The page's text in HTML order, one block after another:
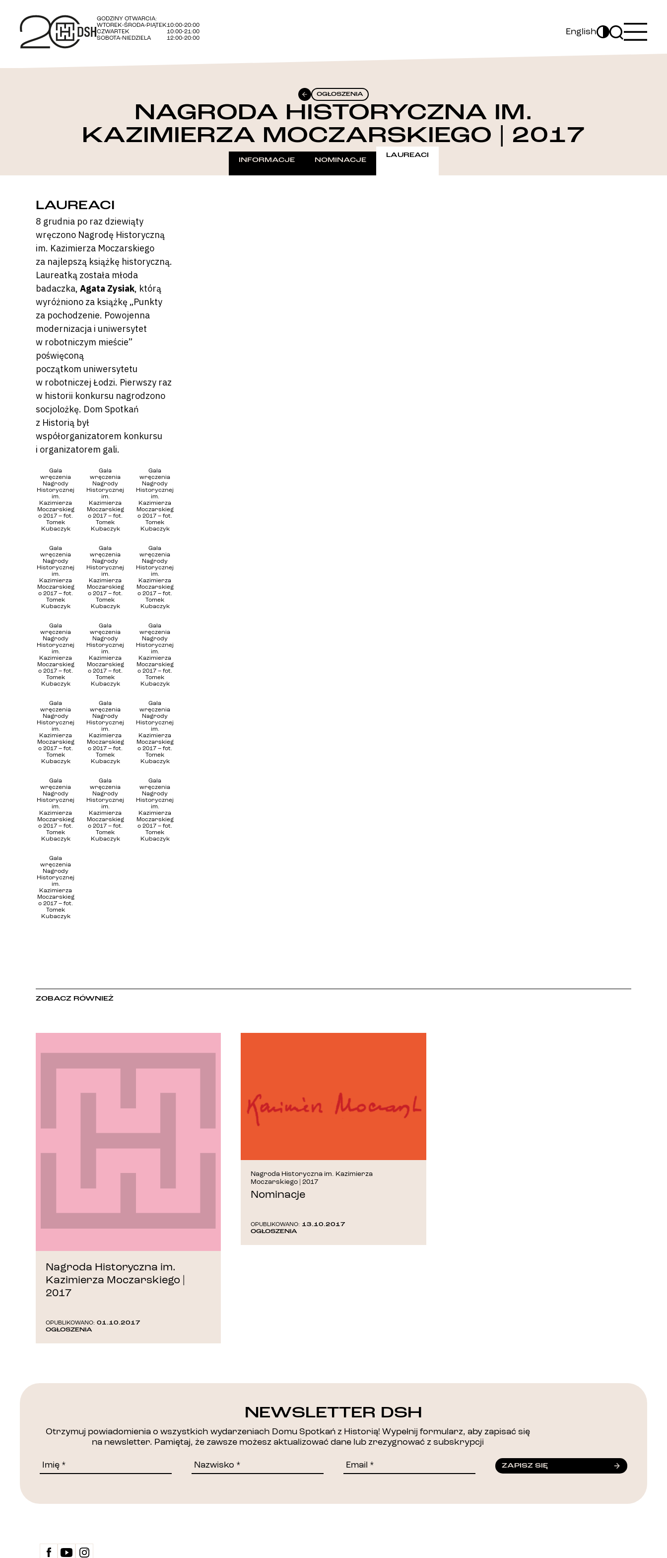
GODZINY OTWARCIA:
WTOREK-ŚRODA-PIĄTEK10:00-20:00
CZWARTEK
10:00-21:00
SOBOTA-NIEDZIELA
12:00-20:00
English
OGŁOSZENIA
NAGRODA HISTORYCZNA IM.
KAZIMIERZA MOCZARSKIEGO | 2017
INFORMACJE NOMINACJE
LAUREACI
LAUREACI
8 grudnia po raz dziewiąty
wręczono Nagrodę Historyczną
im. Kazimierza Moczarskiego
za najlepszą książkę historyczną.
Laureatką została młoda
badaczka, Agata Zysiak, którą
wyróżniono za książkę „Punkty
za pochodzenie. Powojenna
modernizacja i uniwersytet
w robotniczym mieście”
poświęconą
początkom uniwersytetu
w robotniczej Łodzi. Pierwszy raz
w historii konkursu nagrodzono
socjolożkę. Dom Spotkań
z Historią był
współorganizatorem konkursu
i organizatorem gali.
Gala
wręczenia
Nagrody
Historycznej
im.
Kazimierza
Moczarskieg
o 2017 – fot.
Tomek
Kubaczyk
Gala
wręczenia
Nagrody
Historycznej
im.
Kazimierza
Moczarskieg
o 2017 – fot.
Tomek
Kubaczyk
Gala
wręczenia
Nagrody
Historycznej
im.
Kazimierza
Moczarskieg
o 2017 – fot.
Tomek
Kubaczyk
Gala
wręczenia
Nagrody
Historycznej
im.
Kazimierza
Moczarskieg
o 2017 – fot.
Tomek
Kubaczyk
Gala
wręczenia
Nagrody
Historycznej
im.
Kazimierza
Moczarskieg
o 2017 – fot.
Tomek
Kubaczyk
Gala
wręczenia
Nagrody
Historycznej
im.
Kazimierza
Moczarskieg
o 2017 – fot.
Tomek
Kubaczyk
Gala
wręczenia
Nagrody
Historycznej
im.
Kazimierza
Moczarskieg
o 2017 – fot.
Tomek
Kubaczyk
Gala
wręczenia
Nagrody
Historycznej
im.
Kazimierza
Moczarskieg
o 2017 – fot.
Tomek
Kubaczyk
Gala
wręczenia
Nagrody
Historycznej
im.
Kazimierza
Moczarskieg
o 2017 – fot.
Tomek
Kubaczyk
Gala
wręczenia
Nagrody
Historycznej
im.
Kazimierza
Moczarskieg
o 2017 – fot.
Tomek
Kubaczyk
Gala
wręczenia
Nagrody
Historycznej
im.
Kazimierza
Moczarskieg
o 2017 – fot.
Tomek
Kubaczyk
Gala
wręczenia
Nagrody
Historycznej
im.
Kazimierza
Moczarskieg
o 2017 – fot.
Tomek
Kubaczyk
Gala
wręczenia
Nagrody
Historycznej
im.
Kazimierza
Moczarskieg
o 2017 – fot.
Tomek
Kubaczyk
Gala
wręczenia
Nagrody
Historycznej
im.
Kazimierza
Moczarskieg
o 2017 – fot.
Tomek
Kubaczyk
Gala
wręczenia
Nagrody
Historycznej
im.
Kazimierza
Moczarskieg
o 2017 – fot.
Tomek
Kubaczyk
Gala
wręczenia
Nagrody
Historycznej
im.
Kazimierza
Moczarskieg
o 2017 – fot.
Tomek
Kubaczyk
ZOBACZ RÓWNIEŻ
Nagroda Historyczna im.
Kazimierza Moczarskiego |
2017
OPUBLIKOWANO: 01.10.2017
OGŁOSZENIA
Nagroda Historyczna im. Kazimierza
Moczarskiego | 2017
Nominacje
OPUBLIKOWANO: 13.10.2017
OGŁOSZENIA
DZIĘKUJEMY!
NEWSLETTER DSH
Otrzymuj powiadomienia o wszystkich wydarzeniach Domu Spotkań z Historią! Wypełnij formularz, aby zapisać się
na newsletter. Pamiętaj, że zawsze możesz aktualizować dane lub zrezygnować z subskrypcji
ZAPISZ SIĘ